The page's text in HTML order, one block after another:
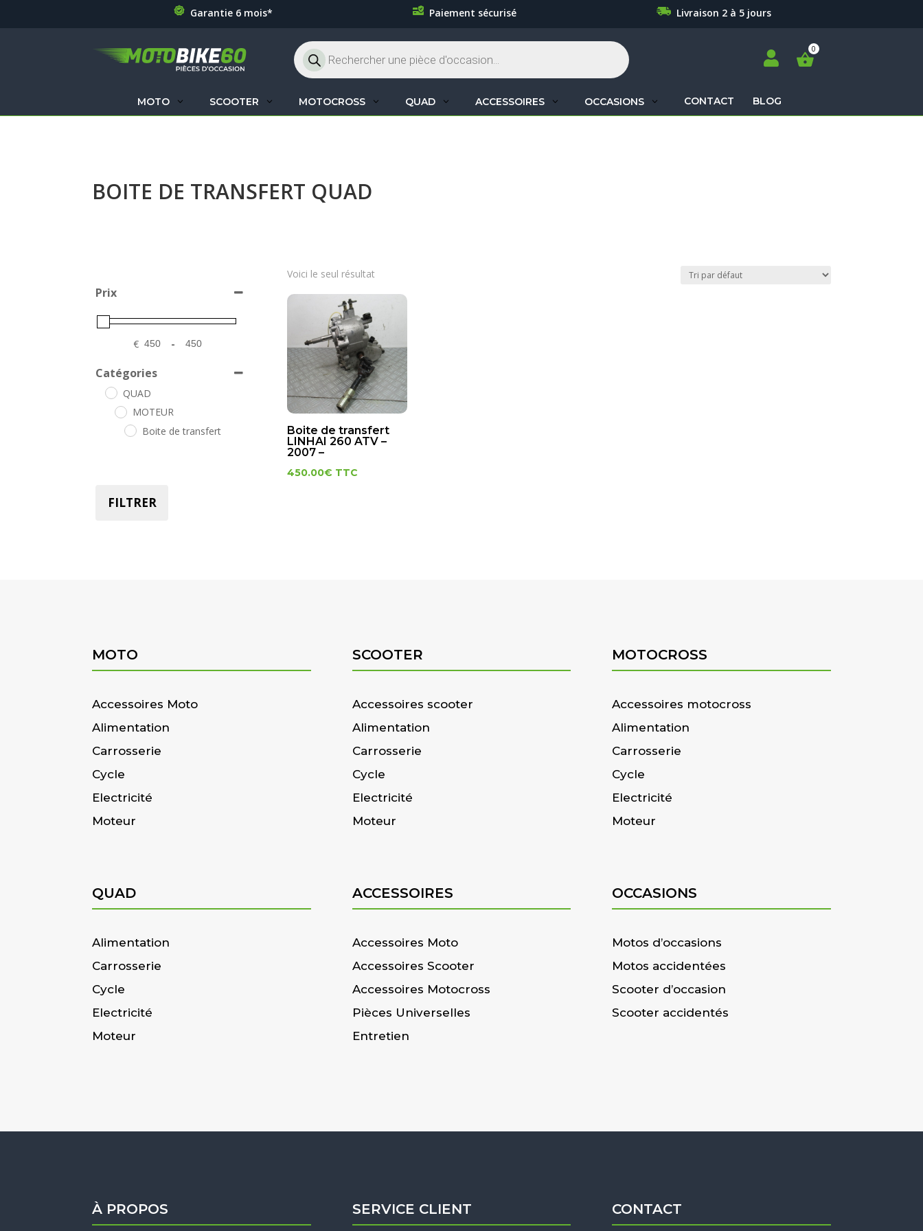
Garantie 6 mois* Paiement sécurisé Livraison 2 à 5 jours
Recherche
de
produits

MOTO SCOOTER MOTOCROSS QUAD ACCESSOIRES OCCASIONS CONTACT BLOG
BOITE DE TRANSFERT QUAD
Prix
€
Minimum Price
-
Maximum Price
Catégories
QUAD
MOTEUR
Boite de transfert
FILTRER
Voici le seul résultat
Boite de transfert
LINHAI 260 ATV –
2007 –
450.00€ TTC
MOTO
Accessoires Moto
Alimentation
Carrosserie
Cycle
Electricité
Moteur
SCOOTER
Accessoires scooter
Alimentation
Carrosserie
Cycle
Electricité
Moteur
MOTOCROSS
Accessoires motocross
Alimentation
Carrosserie
Cycle
Electricité
Moteur
QUAD
Alimentation
Carrosserie
Cycle
Electricité
Moteur
ACCESSOIRES
Accessoires Moto
Accessoires Scooter
Accessoires Motocross
Pièces Universelles
Entretien
OCCASIONS
Motos d’occasions
Motos accidentées
Scooter d’occasion
Scooter accidentés
À PROPOS SERVICE CLIENT CONTACT